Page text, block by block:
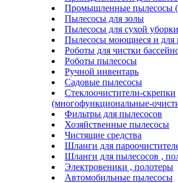
Промышленные пылесосы (
Пылесосы для золы
Пылесосы для сухой уборки
Пылесосы моющиеся и для
Роботы для чистки
Роботы пылесосы
Ручной инвентарь
Садовые пылесосы
Стеклоочистители-скрепки
(многофункциональные-
Фильтры для пылесосов
Хозяйственные пылесосы
Чистящие средства
Шланги для
Шланги для пылесосов ,
Электровеники , полотеры
Автомобильные пылесосы